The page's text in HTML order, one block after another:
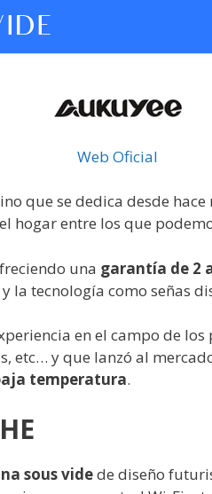
Web Oficial
que se dedica desde
hogar entre los que
una garantía de 2
tecnología como señas
en el campo de
etc… y que lanzó al
temperatura.
sous videde diseño